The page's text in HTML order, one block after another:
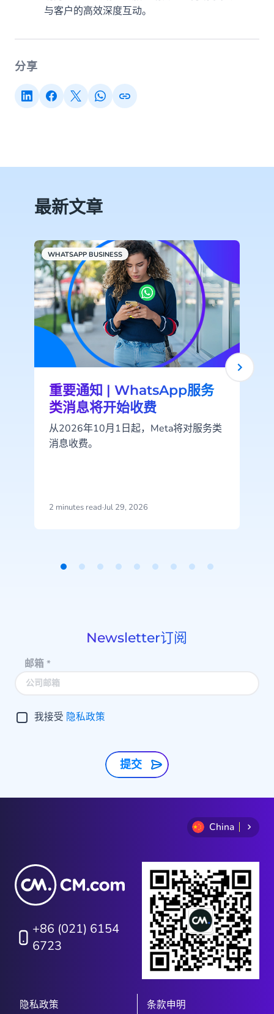
与客户的高效深度互动。
分享
最新文章
WHATSAPP BUSINESS
重要通知 | WhatsApp服务
类消息将开始收费
从2026年10月1日起，Meta将对服务类
消息收费。
2 minutes read·Jul 29, 2026
Newsletter订阅
邮箱*
我接受 隐私政策
提交
China
+86 (021) 6154
6723
隐私政策 条款申明